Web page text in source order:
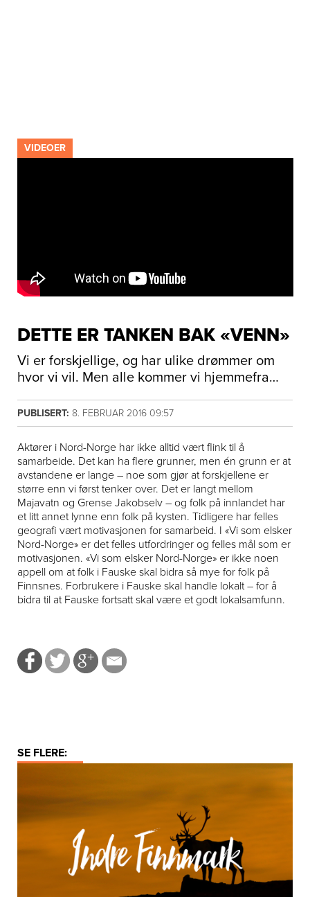
VIDEOER
DETTE ER TANKEN BAK «VENN»
Vi er forskjellige, og har ulike drømmer om
hvor vi vil. Men alle kommer vi hjemmefra…
PUBLISERT: 8. FEBRUAR 2016 09:57
Aktører i Nord-Norge har ikke alltid vært flink til å
samarbeide. Det kan ha flere grunner, men én grunn er at
avstandene er lange – noe som gjør at forskjellene er
større enn vi først tenker over. Det er langt mellom
Majavatn og Grense Jakobselv – og folk på innlandet har
et litt annet lynne enn folk på kysten. Tidligere har felles
geografi vært motivasjonen for samarbeid. I «Vi som elsker
Nord-Norge» er det felles utfordringer og felles mål som er
motivasjonen. «Vi som elsker Nord-Norge» er ikke noen
appell om at folk i Fauske skal bidra så mye for folk på
Finnsnes. Forbrukere i Fauske skal handle lokalt – for å
bidra til at Fauske fortsatt skal være et godt lokalsamfunn.
SE FLERE: